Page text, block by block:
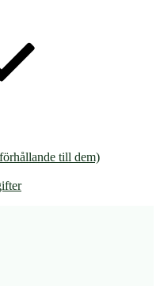
till dem)